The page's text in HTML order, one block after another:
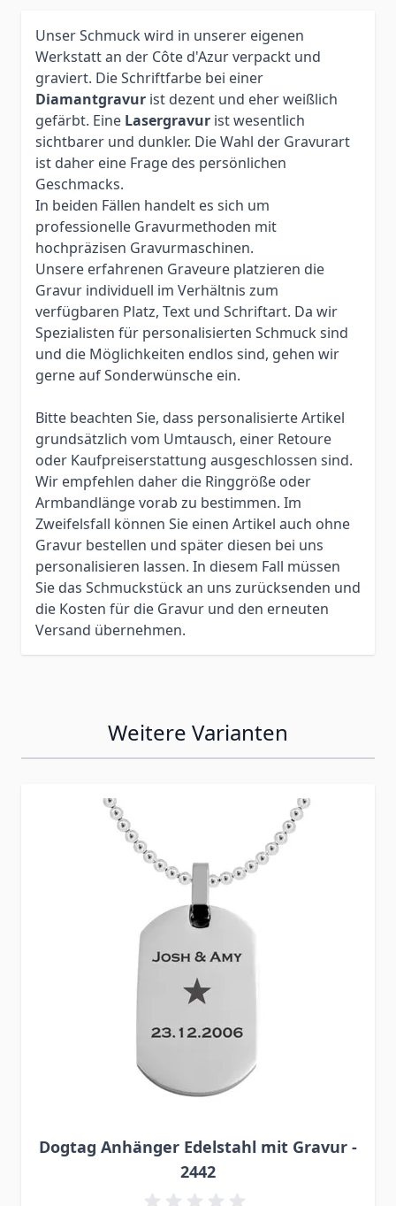
Unser Schmuck wird in unserer eigenen
Werkstatt an der Côte d'Azur verpackt und
graviert. Die Schriftfarbe bei einer
Diamantgravur ist dezent und eher weißlich
gefärbt. Eine Lasergravur ist wesentlich
sichtbarer und dunkler. Die Wahl der Gravurart
ist daher eine Frage des persönlichen
Geschmacks.
In beiden Fällen handelt es sich um
professionelle Gravurmethoden mit
hochpräzisen Gravurmaschinen.
Unsere erfahrenen Graveure platzieren die
Gravur individuell im Verhältnis zum
verfügbaren Platz, Text und Schriftart. Da wir
Spezialisten für personalisierten Schmuck sind
und die Möglichkeiten endlos sind, gehen wir
gerne auf Sonderwünsche ein.
Bitte beachten Sie, dass personalisierte Artikel
grundsätzlich vom Umtausch, einer Retoure
oder Kaufpreiserstattung ausgeschlossen sind.
Wir empfehlen daher die Ringgröße oder
Armbandlänge vorab zu bestimmen. Im
Zweifelsfall können Sie einen Artikel auch ohne
Gravur bestellen und später diesen bei uns
personalisieren lassen. In diesem Fall müssen
Sie das Schmuckstück an uns zurücksenden und
die Kosten für die Gravur und den erneuten
Versand übernehmen.
Weitere Varianten
Dogtag Anhänger Edelstahl mit Gravur -
2442